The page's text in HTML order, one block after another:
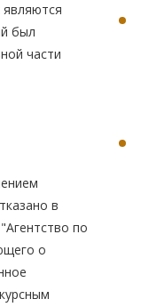
был
части
в
по
о